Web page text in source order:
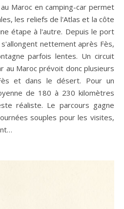
les reliefs de l'Atlas et la côte
étape à l'autre. Depuis le port
nettement après Fès,
parfois lentes. Un circuit
au Maroc prévoit donc plusieurs
et dans le désert. Pour un
de 180 à 230 kilomètres
réaliste. Le parcours gagne
souples pour les visites,